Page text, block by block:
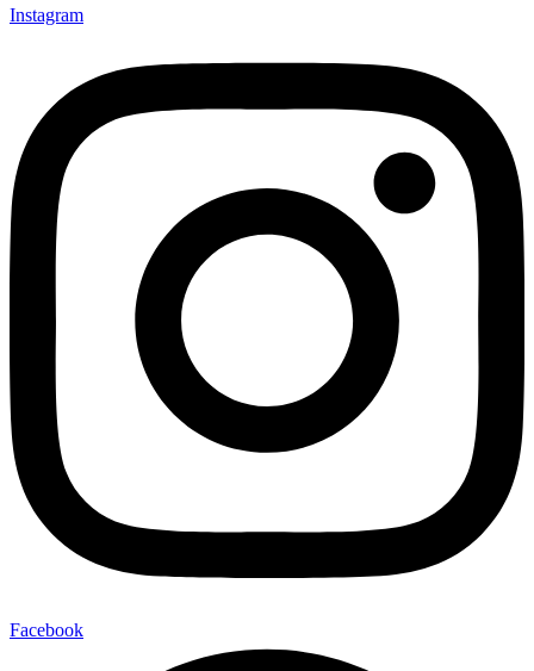
Instagram
Facebook